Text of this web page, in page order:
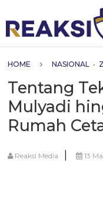
HOME NASIONAL •
Tentang
Mulyadi
Rumah
Reaksi Media | 13